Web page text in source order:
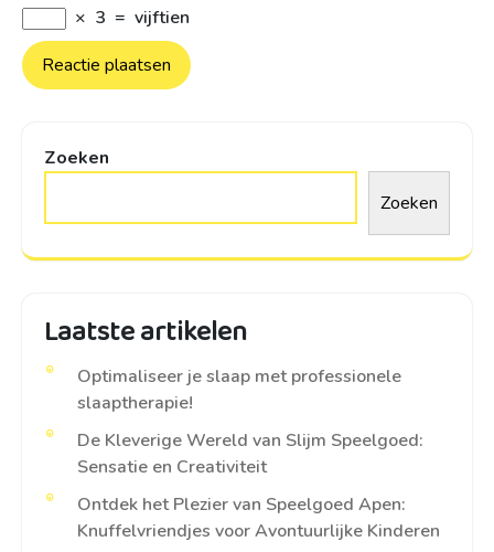
× 3 = vijftien
Zoeken
Zoeken
Laatste artikelen
Optimaliseer je slaap met professionele
slaaptherapie!
De Kleverige Wereld van Slijm Speelgoed:
Sensatie en Creativiteit
Ontdek het Plezier van Speelgoed Apen:
Knuffelvriendjes voor Avontuurlijke Kinderen